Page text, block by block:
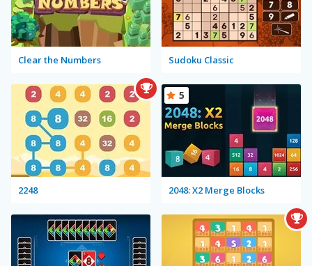
Clear the Numbers Sudoku Classic
2248 2048: X2 Merge Blocks
5